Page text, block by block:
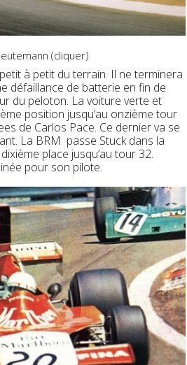
(cliquer)
à petit du terrain. Il ne terminera
défaillance de batterie en fin de
du peloton. La voiture verte et
position jusqu’au onzième tour
de Carlos Pace. Ce dernier va se
La BRM passe Stuck dans la
place jusqu’au tour 32.
pour son pilote.